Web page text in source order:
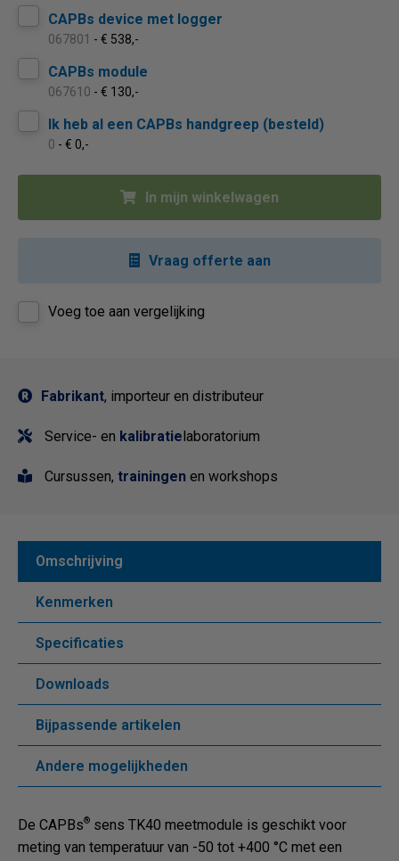
CAPBs device met logger
067801 - € 538,-
CAPBs module
067610 - € 130,-
Ik heb al een CAPBs handgreep (besteld)
0 - € 0,-
In mijn winkelwagen
Vraag offerte aan
Voeg toe aan vergelijking
Fabrikant, importeur en distributeur
Service- en kalibratielaboratorium
Cursussen, trainingen en workshops
Omschrijving
Kenmerken
Specificaties
Downloads
Bijpassende artikelen
Andere mogelijkheden
De CAPBs® sens TK40 meetmodule is geschikt voor
meting van temperatuur van -50 tot +400 °C met een